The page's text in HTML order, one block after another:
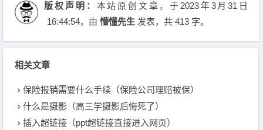
版权声明： 本站原创文章，于2023年3月31日
16:44:54，由懵懂先生 发表，共 413 字。
相关文章
保险报销需要什么手续（保险公司理赔被保）
什么是摄影（高三学摄影后悔死了）
插入超链接（ppt超链接直接进入网页）